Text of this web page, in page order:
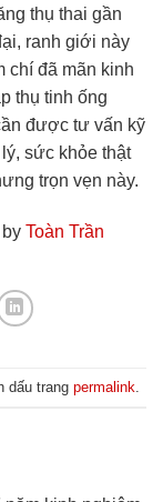
thụ thai gần
ranh giới này
chí đã mãn kinh
thụ tinh ống
được tư vấn kỹ
sức khỏe thật
trọn vẹn này.
Toàn Trần
dấu trang permalink